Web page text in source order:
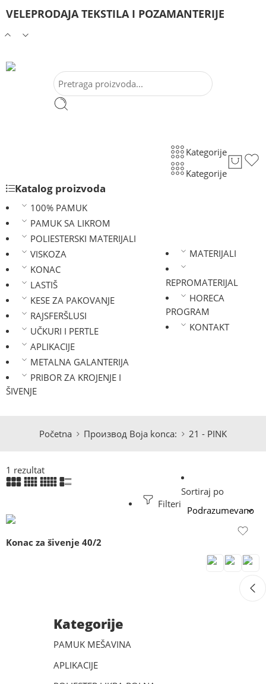
VELEPRODAJA TEKSTILA I POZAMANTERIJE
Kategorije
Kategorije
Katalog proizvoda
100% PAMUK
PAMUK SA LIKROM
POLIESTERSKI MATERIJALI
VISKOZA
KONAC
LASTIŠ
KESE ZA PAKOVANJE
RAJSFERŠLUSI
UČKURI I PERTLE
APLIKACIJE
METALNA GALANTERIJA
PRIBOR ZA KROJENJE I
ŠIVENJE
MATERIJALI
REPROMATERIJAL
HORECA
PROGRAM
KONTAKT
Početna Производ Boja konca: 21 - PINK
1 rezultat
Filteri
Sortiraj po
Konac za šivenje 40/2
Kategorije
PAMUK MEŠAVINA
APLIKACIJE